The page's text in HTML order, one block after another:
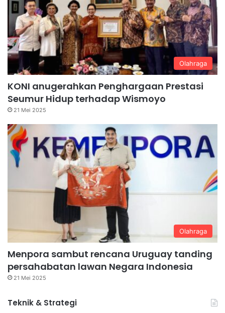
Olahraga
KONI anugerahkan Penghargaan Prestasi
Seumur Hidup terhadap Wismoyo
21 Mei 2025
Olahraga
Menpora sambut rencana Uruguay tanding
persahabatan lawan Negara Indonesia
21 Mei 2025
Teknik & Strategi